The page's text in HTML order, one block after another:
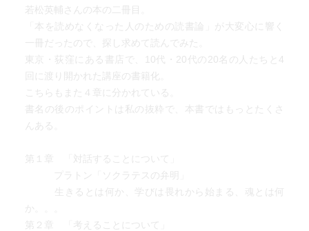
若松英輔さんの本の二冊目。
「本を読めなくなった人のための読書論」が大変心に響く
一冊だったので、探し求めて読んでみた。
東京・荻窪にある書店で、10代・20代の20名の人たちと4
回に渡り開かれた講座の書籍化。
こちらもまた４章に分かれている。
書名の後のポイントは私の抜粋で、本書ではもっとたくさ
んある。
第１章 「対話することについて」
プラトン「ソクラテスの弁明」
生きるとは何か、学びは畏れから始まる、魂とは何
か。。。
第２章 「考えることについて」